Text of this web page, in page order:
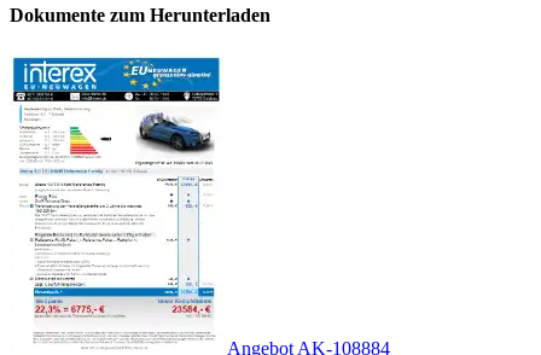
Dokumente zum Herunterladen
Angebot AK-108884